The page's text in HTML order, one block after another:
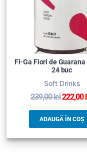
Fi-Ga Fiori de Guarana
24 buc
Soft Drinks
239,00lei222,00
ADAUGĂ ÎN COȘ